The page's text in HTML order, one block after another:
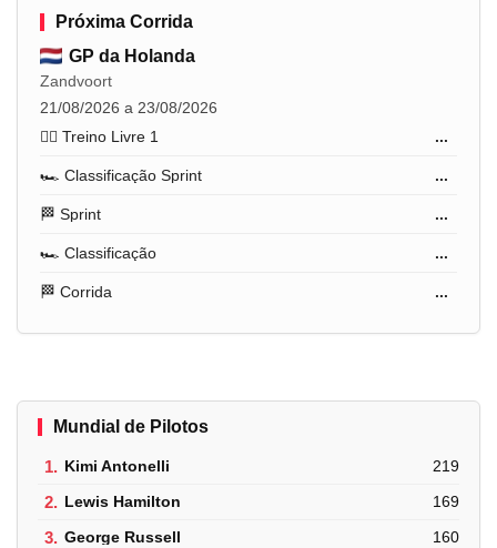
Próxima Corrida
GP da Holanda
Zandvoort
21/08/2026 a 23/08/2026
🏋️‍♂️ Treino Livre 1
...
🏎️ Classificação Sprint ...
🏁 Sprint ...
🏎️ Classificação ...
🏁 Corrida ...
Mundial de Pilotos
1. Kimi Antonelli 219
2. Lewis Hamilton 169
3. George Russell 160